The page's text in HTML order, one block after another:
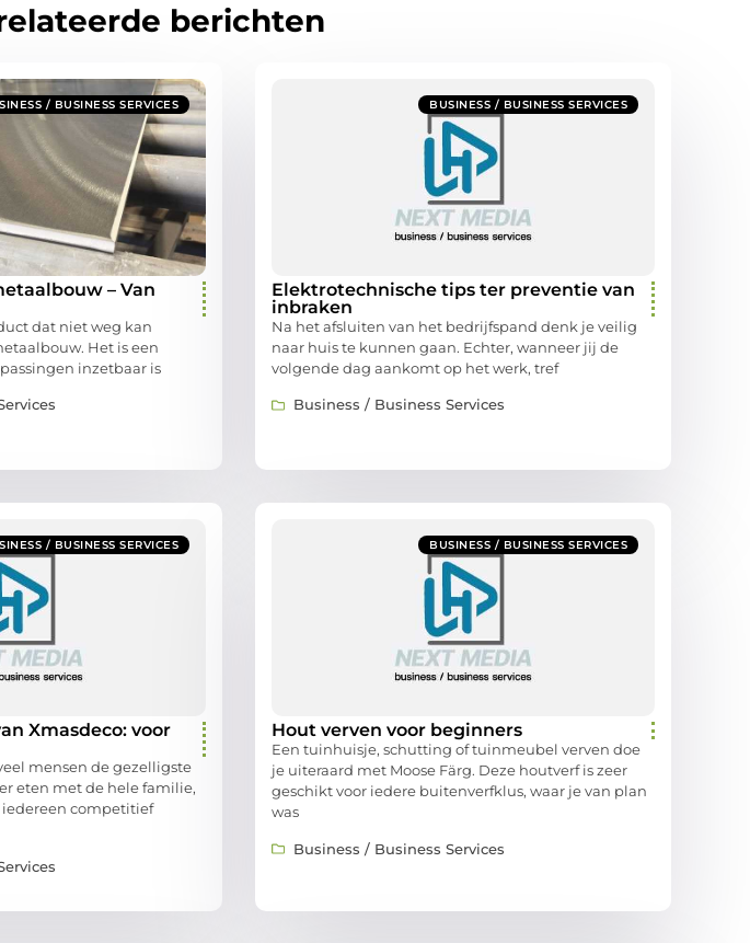
berichten
/ BUSINESS SERVICES
– Van
dat niet weg kan
Het is een
inzetbaar is
BUSINESS / BUSINESS SERVICES
Elektrotechnische tips ter preventie van
inbraken
Na het afsluiten van het bedrijfspand denk je veilig
naar huis te kunnen gaan. Echter, wanneer jij de
volgende dag aankomt op het werk, tref
Business / Business Services
/ BUSINESS SERVICES
Xmasdeco: voor
mensen de gezelligste
eten met de hele familie,
competitief
BUSINESS / BUSINESS SERVICES
Hout verven voor beginners
Een tuinhuisje, schutting of tuinmeubel verven doe
je uiteraard met Moose Färg. Deze houtverf is zeer
geschikt voor iedere buitenverfklus, waar je van plan
was
Business / Business Services